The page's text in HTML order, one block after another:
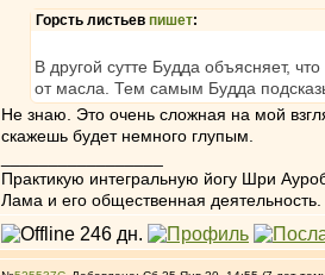
Горсть листьев пишет:
В другой сутте Будда объясняет,
от масла. Тем самым Будда
Не знаю. Это очень сложная на мой
скажешь будет немного глупым.
Практикую интегральную йогу Шри
Лама и его общественная деятельность.